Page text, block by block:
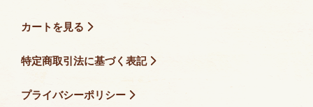
カートを見る
特定商取引法に基づく表記
プライバシーポリシー